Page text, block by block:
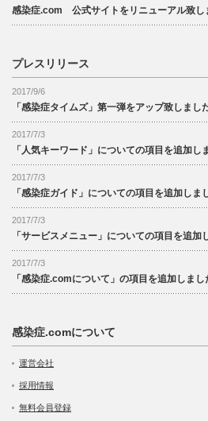
感染症.com 公式サイトをリニューアル致し
プレスリリース
2017/9/6
「感染症タイムズ」第一弾をアップ致しまし
2017/7/3
「人気キーワード」についての項目を追加し
2017/7/3
「感染症ガイド」についての項目を追加しま
2017/7/3
「サービスメニュー」についての項目を追加
2017/7/3
「感染症.comについて」の項目を追加しまし
感染症.comについて
運営会社
採用情報
無料会員登録